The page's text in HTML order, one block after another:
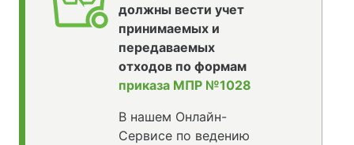
должны вести учет
принимаемых и
передаваемых
отходов по формам
приказа МПР №1028
В нашем Онлайн-
Сервисе по ведению